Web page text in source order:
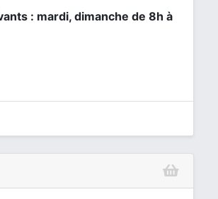
: mardi, dimanche de 8h à